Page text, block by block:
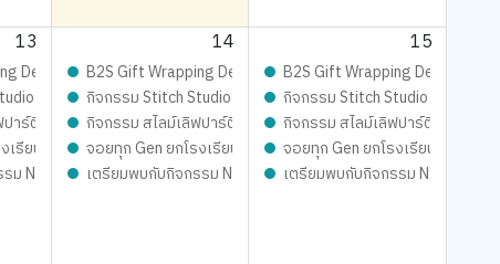
13 14 15
อยทุกเจน
Playfull: ส่งมอบความสุข สนุกจอยทุกเจน
Design contest 2026 LIVE Playfull: ส่งมอบความสุข สนุกจอยทุกเจน
B2S Gift Wrapping Design contest 2026 LIVE Playfull: ส่งม
B2S Gift Wrapping Design
LOVE PARTY By Elmer’s
- เสกสรรผ้าผืนงาม ด้วยจักรเย็บผ้าคู่ใจ
กิจกรรม Stitch Studio - เสกสรรผ้าผืนงาม ด้วยจักรเย็บผ้าคู่ใจ
กิจกรรม Stitch Studio - เสกสร
าร์ตี้ ปั้นสนุกสุดมุ้งมิ้ง - Magical SLIME LOVE PARTY By Elmer’s
กิจกรรม สไลม์เลิฟปาร์ตี้ ปั้นสนุกสุดมุ้งมิ้ง - Magical SLIME LOVE
กิจกรรม สไลม์เลิฟปาร์ตี้ ปั้นสนุกสุ
!!
รียน จอยทุก Gen ยกโรงเรียน
จอยทุก Gen ยกโรงเรียน
Look-Alike Challenge
ม New Trainer Journey On Tour !!
เตรียมพบกับกิจกรรม New Trainer Journey On Tour !!
เตรียมพบกับกิจกรรม New